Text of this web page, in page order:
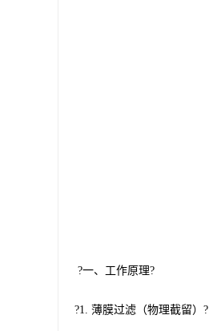
?一、工作原理?
?1. 薄膜过滤（物理截留）?